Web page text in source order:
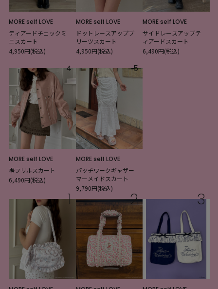
MORE self LOVE
ティアードチェックミ
ニスカート
4,950円(税込)
MORE self LOVE
ドットレースアッププ
リーツスカート
4,950円(税込)
MORE self LOVE
サイドレースアップテ
ィアードスカート
6,490円(税込)
4
MORE self LOVE
裾フリルスカート
6,490円(税込)
5
MORE self LOVE
パッチワークギャザー
マーメイドスカート
9,790円(税込)
1 2 3